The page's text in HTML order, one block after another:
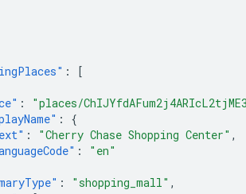
:
[
:
"places/
:
{
: "Cherry Chase Shopping Center" ,
:
"en"
: "shopping_mall" ,